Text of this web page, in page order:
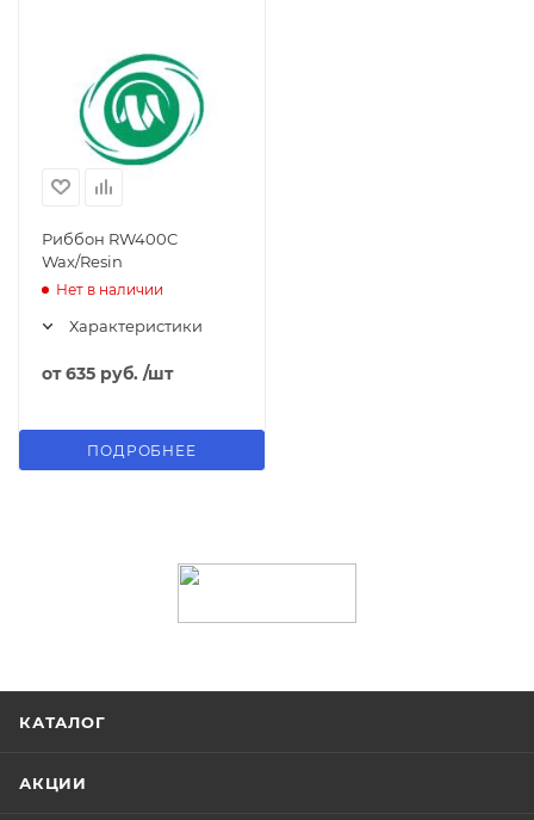
Риббон RW400C
Wax/Resin
Нет в наличии
Характеристики
от635 руб. /шт
ПОДРОБНЕЕ
КАТАЛОГ
АКЦИИ